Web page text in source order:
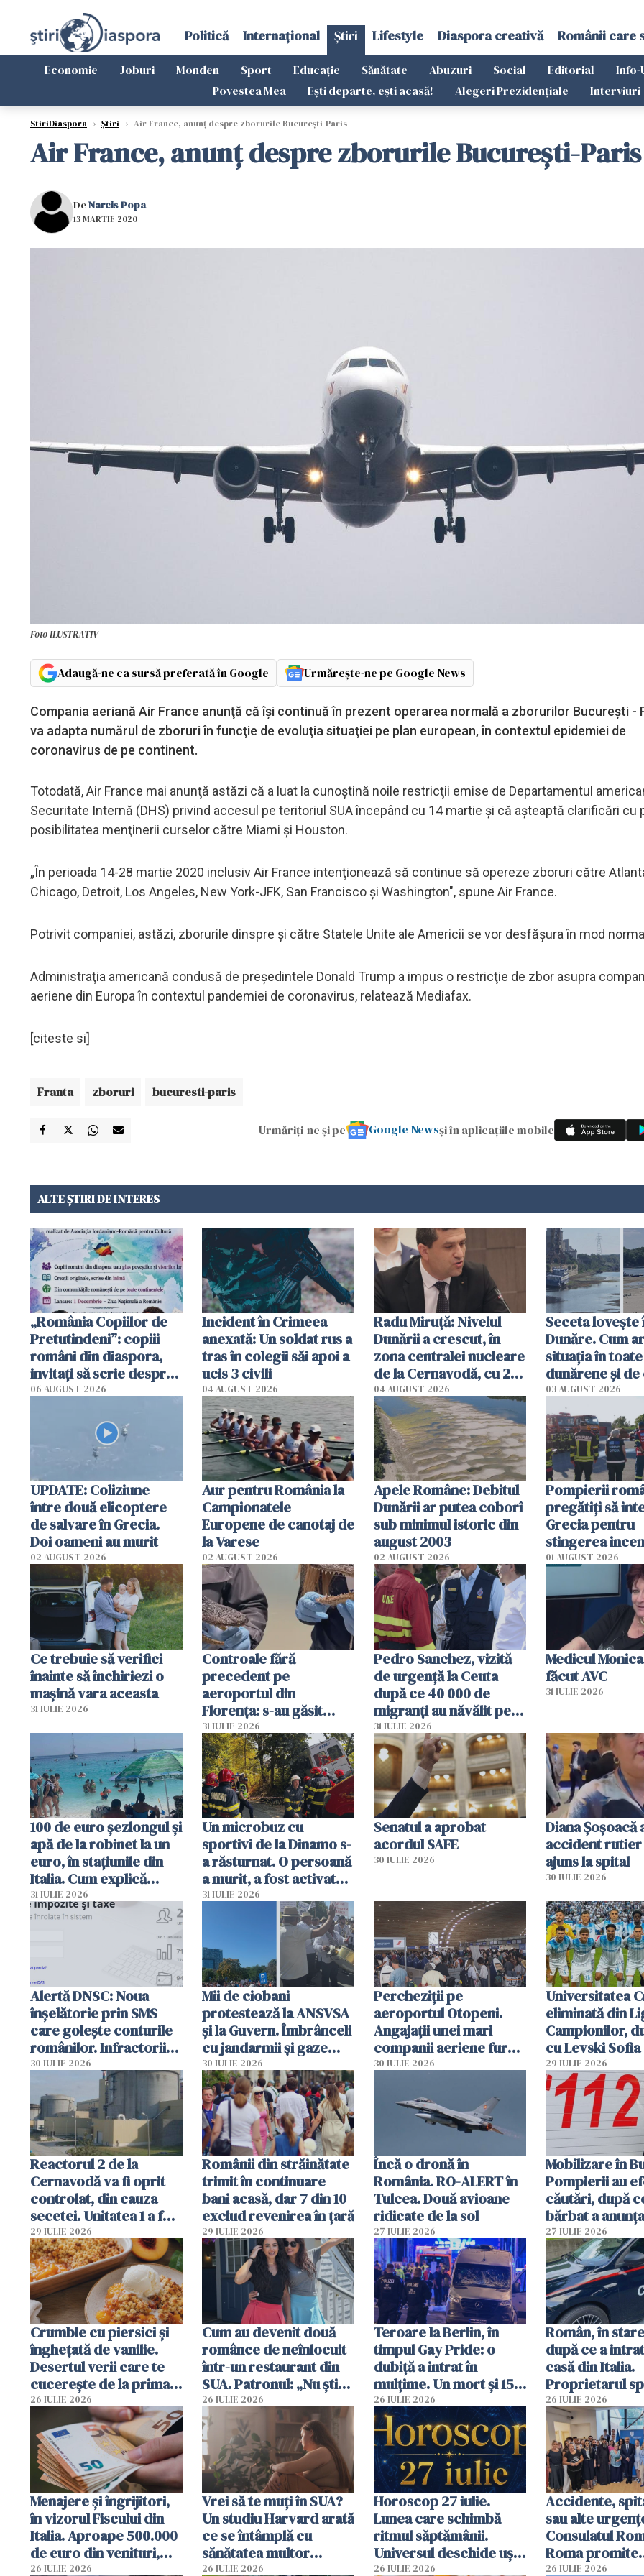
Politică Internațional Știri Lifestyle Diaspora creativă Românii care
Economie Joburi Monden Sport Educație Sănătate Abuzuri Social Editorial
Info-
Povestea Mea
Ești departe, ești acasă! Alegeri Prezidențiale Interviuri
StiriDiaspora › Știri › Air France, anunț despre zborurile București-Paris
Air France, anunț despre zborurile București-Paris
DeNarcis Popa
13 MARTIE 2020
Foto ILUSTRATIV
Adaugă-ne ca sursă preferată în Google Urmărește-ne pe Google News
Compania aeriană Air France anunţă că îşi continuă în prezent operarea normală a zborurilor Bucureşti -
va adapta numărul de zboruri în funcţie de evoluţia situaţiei pe plan european, în contextul epidemiei de
coronavirus de pe continent.
Totodată, Air France mai anunţă astăzi că a luat la cunoştină noile restricţii emise de Departamentul
Securitate Internă (DHS) privind accesul pe teritoriul SUA începând cu 14 martie şi că aşteaptă clarificări cu
posibilitatea menţinerii curselor către Miami şi Houston.
„În perioada 14-28 martie 2020 inclusiv Air France intenţionează să continue să opereze zboruri către
Chicago, Detroit, Los Angeles, New York-JFK, San Francisco şi Washington", spune Air France.
Potrivit companiei, astăzi, zborurile dinspre şi către Statele Unite ale Americii se vor desfăşura în mod
Administraţia americană condusă de preşedintele Donald Trump a impus o restricţie de zbor asupra
aeriene din Europa în contextul pandemiei de coronavirus, relatează Mediafax.
[citeste si]
Franta zboruri bucuresti-paris
Urmăriți-ne și pe Google Newsși în aplicațiile mobile
ALTE ȘTIRI DE INTERES
„România Copiilor de
Pretutindeni”: copiii
români din diaspora,
invitați să scrie despre
România într-un volum
06 AUGUST 2026
Incident în Crimeea
anexată: Un soldat rus a
tras în colegii săi apoi a
ucis 3 civili
04 AUGUST 2026
Radu Miruţă: Nivelul
Dunării a crescut, în
zona centralei nucleare
de la Cernavodă, cu 2
cm faţă de ziua trecută
04 AUGUST 2026
Seceta
Dunăre. Cum
situația în
dunărene și de
România
efectele, deși
în iulie
03 AUGUST 2026
UPDATE: Coliziune
între două elicoptere
de salvare în Grecia.
Doi oameni au murit
02 AUGUST 2026
Aur pentru România la
Campionatele
Europene de canotaj de
la Varese
02 AUGUST 2026
Apele Române: Debitul
Dunării ar putea coborî
sub minimul istoric din
august 2003
02 AUGUST 2026
Pompierii
pregătiţi să
Grecia pentru
stingerea
01 AUGUST 2026
Ce trebuie să verifici
înainte să închiriezi o
mașină vara aceasta
31 IULIE 2026
Controale fără
precedent pe
aeroportul din
Florența: s-au găsit
capete de aligator și o
sumă imensă de bani
31 IULIE 2026
Pedro Sanchez, vizită
de urgență la Ceuta
după ce 40 000 de
migranți au năvălit pe
teritoriul spaniol: „Vom
mobiliza toate
resursele"
31 IULIE 2026
Medicul
făcut AVC
31 IULIE 2026
100 de euro șezlongul și
apă de la robinet la un
euro, în stațiunile din
Italia. Cum explică
autoritățile
31 IULIE 2026
Un microbuz cu
sportivi de la Dinamo s-
a răsturnat. O persoană
a murit, a fost activat
planul roșu de
31 IULIE 2026
Senatul a aprobat
acordul SAFE
30 IULIE 2026
Diana Șoșoacă
accident rutier
ajuns la spital
30 IULIE 2026
Alertă DNSC: Noua
înșelătorie prin SMS
care golește conturile
românilor. Infractorii
folosesc numele
Ghișeul.ro și al Poliției
Române
30 IULIE 2026
Mii de ciobani
protestează la ANSVSA
și la Guvern. Îmbrânceli
cu jandarmii și gaze
lacrimogene
30 IULIE 2026
Percheziții pe
aeroportul Otopeni.
Angajații unei mari
companii aeriene furau
parfumuri, ceasuri și
vânzării
30 IULIE 2026
Universitatea
eliminată din
Campionilor,
cu Levski Sofia
29 IULIE 2026
Reactorul 2 de la
Cernavodă va fi oprit
controlat, din cauza
secetei. Unitatea 1 a fost
deja oprită
29 IULIE 2026
Românii din străinătate
trimit în continuare
bani acasă, dar 7 din 10
exclud revenirea în țară
29 IULIE 2026
Încă o dronă în
România. RO-ALERT în
Tulcea. Două avioane
ridicate de la sol
27 IULIE 2026
Mobilizare în
Pompierii au
căutări, după
bărbat a
că a văzut un
luminos
27 IULIE 2026
Crumble cu piersici și
înghețată de vanilie.
Desertul verii care te
cucerește de la prima
lingură
26 IULIE 2026
Cum au devenit două
românce de neînlocuit
într-un restaurant din
SUA. Patronul: „Nu știu
ce o să mă fac fără voi”
26 IULIE 2026
Teroare la Berlin, în
timpul Gay Pride: o
dubiță a intrat în
mulțime. Un mort și 15
răniți
26 IULIE 2026
Român, în
după ce a
casă din Italia.
Proprietarul
s-a apărat cu
26 IULIE 2026
Menajere și îngrijitori,
în vizorul Fiscului din
Italia. Aproape 500.000
de euro din venituri,
ascunși de autorități
26 IULIE 2026
Vrei să te muți în SUA?
Un studiu Harvard arată
ce se întâmplă cu
sănătatea multor
imigranți
26 IULIE 2026
Horoscop 27 iulie.
Lunea care schimbă
ritmul săptămânii.
Universul deschide uși
neașteptate pentru
26 IULIE 2026
Accidente,
sau alte
Consulatul
Roma promite
intervenții în
26 IULIE 2026